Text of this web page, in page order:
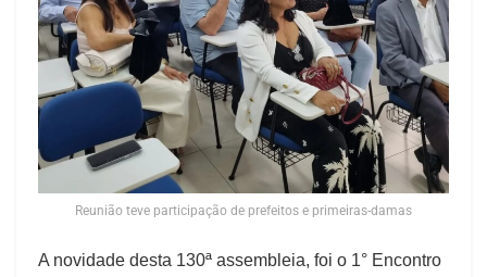
Reunião teve participação de prefeitos e primeiras-damas
A novidade desta 130ª assembleia, foi o 1° Encontro